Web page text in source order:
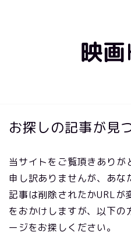
映
お探しの記事が見
当サイトをご覧頂きありが
申し訳ありませんが、あな
記事は削除されたかURLが
をおかけしますが、以下の
ージをお探しください。